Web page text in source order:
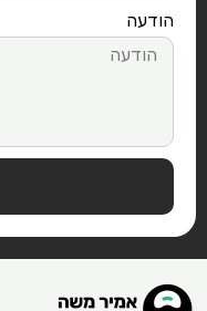
הודעה